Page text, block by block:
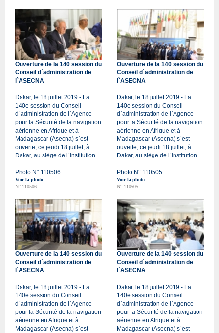
Ouverture de la 140 session du
Conseil d`administration de
l`ASECNA
Dakar, le 18 juillet 2019 - La
140e session du Conseil
d`administration de l`Agence
pour la Sécurité de la navigation
aérienne en Afrique et à
Madagascar (Asecna) s`est
ouverte, ce jeudi 18 juillet, à
Dakar, au siège de l`institution.
Photo N° 110506
Voir la photo
N° 110506
Ouverture de la 140 session du
Conseil d`administration de
l`ASECNA
Dakar, le 18 juillet 2019 - La
140e session du Conseil
d`administration de l`Agence
pour la Sécurité de la navigation
aérienne en Afrique et à
Madagascar (Asecna) s`est
ouverte, ce jeudi 18 juillet, à
Dakar, au siège de l`institution.
Photo N° 110505
Voir la photo
N° 110505
Ouverture de la 140 session du
Conseil d`administration de
l`ASECNA
Dakar, le 18 juillet 2019 - La
140e session du Conseil
d`administration de l`Agence
pour la Sécurité de la navigation
aérienne en Afrique et à
Madagascar (Asecna) s`est
Ouverture de la 140 session du
Conseil d`administration de
l`ASECNA
Dakar, le 18 juillet 2019 - La
140e session du Conseil
d`administration de l`Agence
pour la Sécurité de la navigation
aérienne en Afrique et à
Madagascar (Asecna) s`est